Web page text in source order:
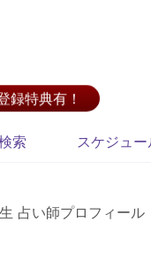
録特典有！
索 スケジュー
占い師プロフィール